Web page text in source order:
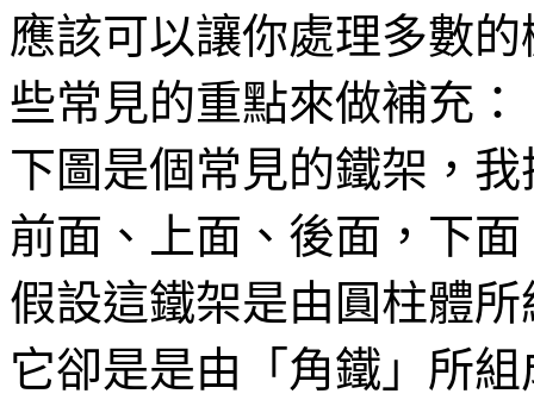
應該可以讓你處理多數
些常見的重點來做補充：
下圖是個常見的鐵架，
前面、上面、後面，下面
假設這鐵架是由圓柱體
它卻是是由「角鐵」所